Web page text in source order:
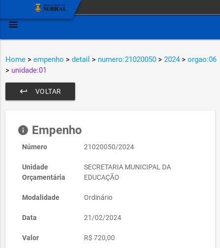
menu
Home > empenho > detail > numero:21020050 > 2024> orgao:06
> unidade:01
VOLTAR
keyboard_return
info Empenho
Número 21020050/2024
Unidade
Orçamentária
SECRETARIA MUNICIPAL DA
EDUCAÇÃO
Modalidade Ordinário
Data 21/02/2024
Valor R$ 720,00